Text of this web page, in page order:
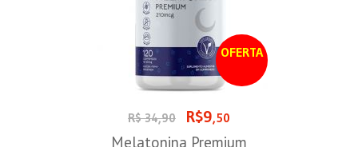
OFERTA
R$ 34,90 R$9,50
Melatonina Premium